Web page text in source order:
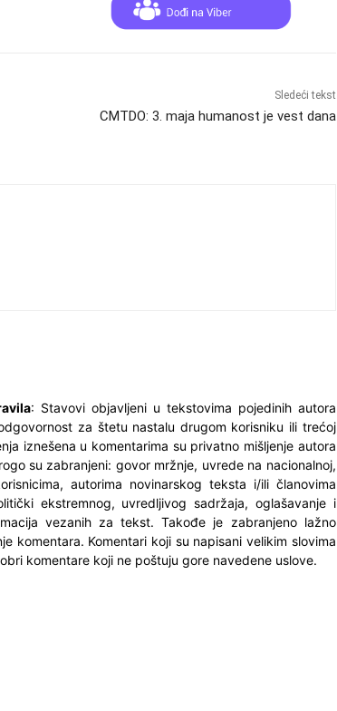
Sledeći tekst
CMTDO: 3. maja humanost je vest dana
: Stavovi objavljeni u tekstovima pojedinih autora
za štetu nastalu drugom korisniku ili trećoj
iznešena u komentarima su privatno mišljenje autora
su zabranjeni: govor mržnje, uvrede na nacionalnoj,
autorima novinarskog teksta i/ili članovima
ekstremnog, uvredljivog sadržaja, oglašavanje i
vezanih za tekst. Takođe je zabranjeno lažno
komentara. Komentari koji su napisani velikim slovima
komentare koji ne poštuju gore navedene uslove.